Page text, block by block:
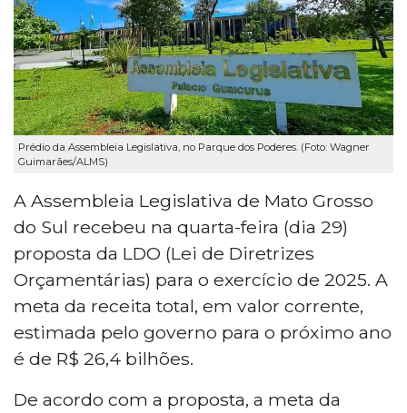
Prédio da Assembleia Legislativa, no Parque dos Poderes. (Foto: Wagner
Guimarães/ALMS)
A Assembleia Legislativa de Mato Grosso
do Sul recebeu na quarta-feira (dia 29)
proposta da LDO (Lei de Diretrizes
Orçamentárias) para o exercício de 2025. A
meta da receita total, em valor corrente,
estimada pelo governo para o próximo ano
é de R$ 26,4 bilhões.
De acordo com a proposta, a meta da